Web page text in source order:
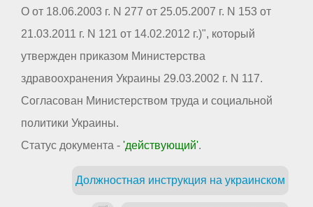
О от 18.06.2003 г. N 277 от 25.05.2007 г. N 153 от
21.03.2011 г. N 121 от 14.02.2012 г.)", который
утвержден приказом Министерства
здравоохранения Украины 29.03.2002 г. N 117.
Согласован Министерством труда и социальной
политики Украины.
Статус документа - 'действующий'.
Должностная инструкция на украинском